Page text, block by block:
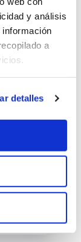
y análisis
a
detalles
y